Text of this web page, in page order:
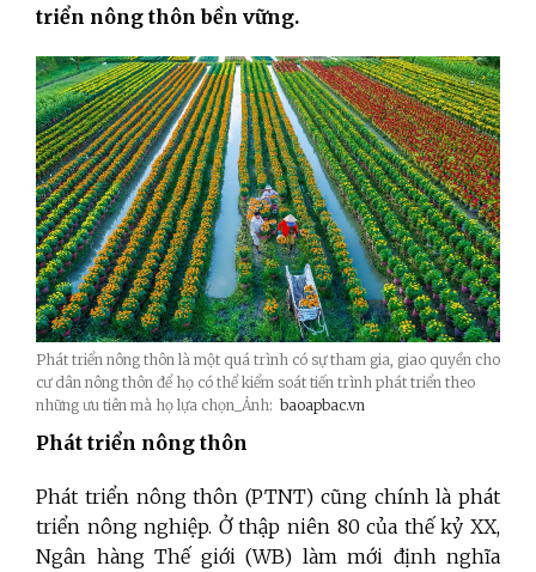
triển nông thôn bền vững.
Phát triển nông thôn là một quá trình có sự tham gia, giao quyền cho
cư dân nông thôn để họ có thể kiểm soát tiến trình phát triển theo
những ưu tiên mà họ lựa chọn_Ảnh: baoapbac.vn
Phát triển nông thôn
Phát triển nông thôn (PTNT) cũng chính là phát
triển nông nghiệp. Ở thập niên 80 của thế kỷ XX,
Ngân hàng Thế giới (WB) làm mới định nghĩa